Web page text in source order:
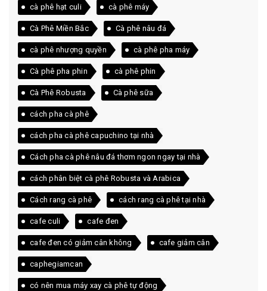
cà phê hạt culi cà phê máy
Cà Phê Miền Bắc Cà phê nâu đá
cà phê nhượng quyền cà phê pha máy
Cà phê pha phin cà phê phin
Cà Phê Robusta Cà phê sữa
cách pha cà phê
cách pha cà phê capuchino tại nhà
Cách pha cà phê nâu đá thơm ngon ngay tại nhà
cách phân biệt cà phê Robusta và Arabica
Cách rang cà phê cách rang cà phê tại nhà
cafe culi cafe đen
cafe đen có giảm cân không cafe giảm cân
caphegiamcan
có nên mua máy xay cà phê tự động